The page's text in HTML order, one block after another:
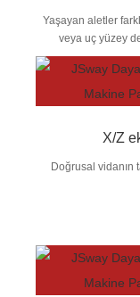
Yaşayan aletler
veya uç yüzey
X/Z
Doğrusal vidanın